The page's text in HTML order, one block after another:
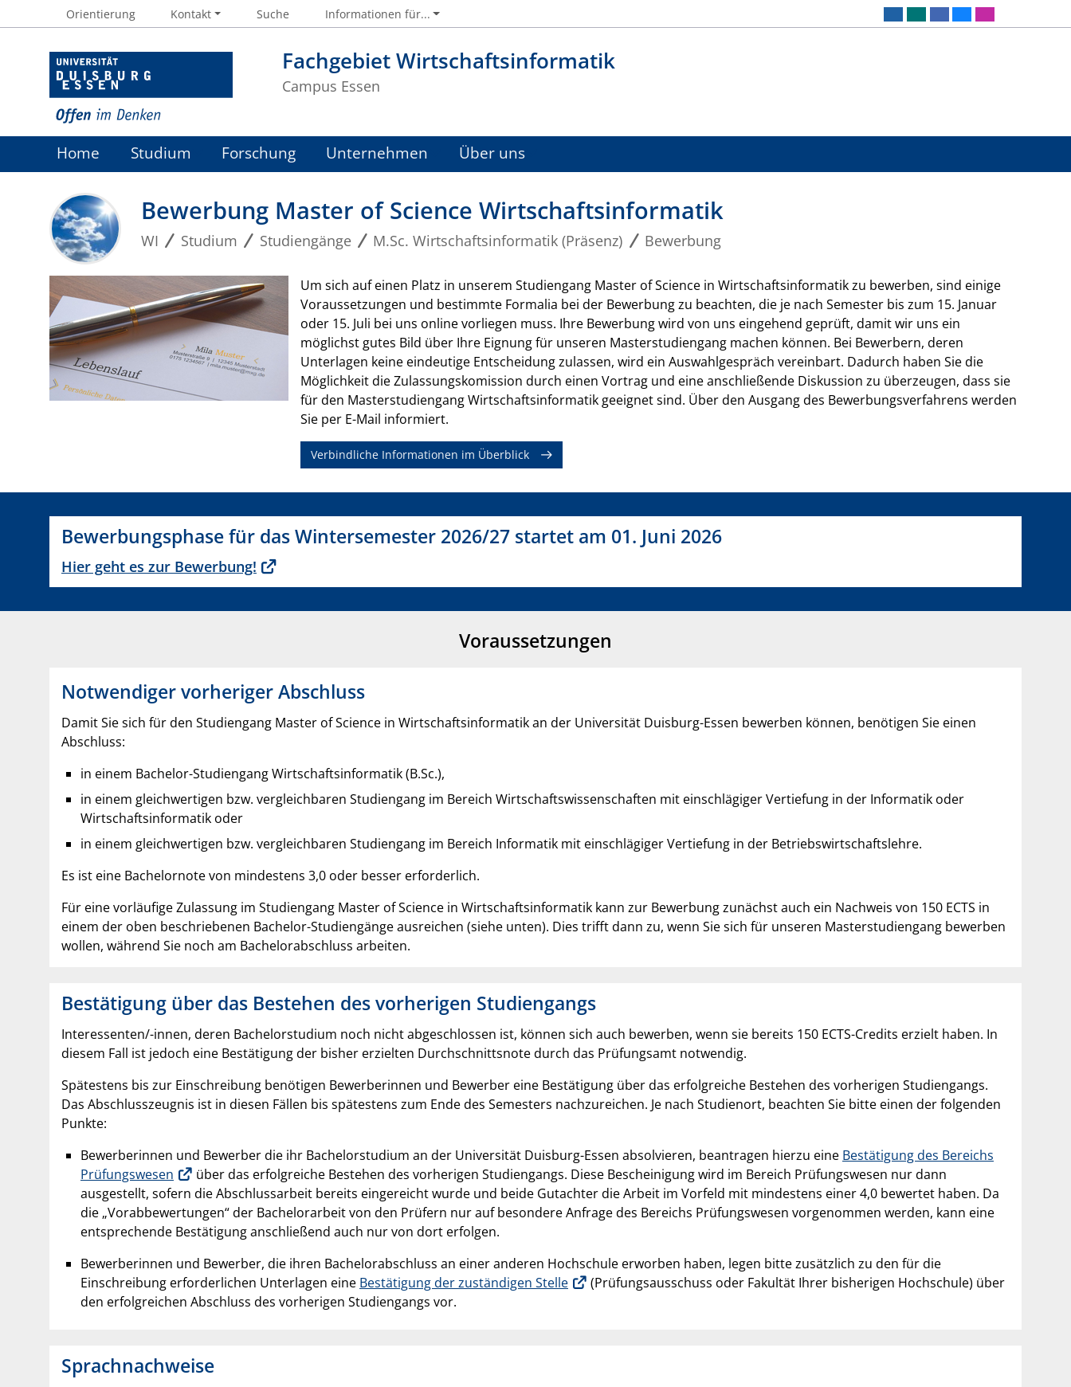
Fachgebiet Wirtschaftsinformatik
Campus Essen
Orientierung Kontakt Suche Informationen für...
Home Studium Forschung Unternehmen Über uns
Bewerbung Master of Science Wirtschaftsinformatik
WI Studium Studiengänge M.Sc. Wirtschaftsinformatik (Präsenz) Bewerbung
Um sich auf einen Platz in unserem Studiengang Master of Science in Wirtschaftsinformatik zu bewerben, sind einige
Voraussetzungen und bestimmte Formalia bei der Bewerbung zu beachten, die je nach Semester bis zum 15. Januar
oder 15. Juli bei uns online vorliegen muss. Ihre Bewerbung wird von uns eingehend geprüft, damit wir uns ein
möglichst gutes Bild über Ihre Eignung für unseren Masterstudiengang machen können. Bei Bewerbern, deren
Unterlagen keine eindeutige Entscheidung zulassen, wird ein Auswahlgespräch vereinbart. Dadurch haben Sie die
Möglichkeit die Zulassungskomission durch einen Vortrag und eine anschließende Diskussion zu überzeugen, dass sie
für den Masterstudiengang Wirtschaftsinformatik geeignet sind. Über den Ausgang des Bewerbungsverfahrens werden
Sie per E-Mail informiert.
Verbindliche Informationen im Überblick
Bewerbungsphase für das Wintersemester 2026/27 startet am 01. Juni 2026
Hier geht es zur Bewerbung!
Voraussetzungen
Notwendiger vorheriger Abschluss
Damit Sie sich für den Studiengang Master of Science in Wirtschaftsinformatik an der Universität Duisburg-Essen bewerben können, benötigen Sie einen
Abschluss:
in einem Bachelor-Studiengang Wirtschaftsinformatik (B.Sc.),
in einem gleichwertigen bzw. vergleichbaren Studiengang im Bereich Wirtschaftswissenschaften mit einschlägiger Vertiefung in der Informatik oder
Wirtschaftsinformatik oder
in einem gleichwertigen bzw. vergleichbaren Studiengang im Bereich Informatik mit einschlägiger Vertiefung in der Betriebswirtschaftslehre.
Es ist eine Bachelornote von mindestens 3,0 oder besser erforderlich.
Für eine vorläufige Zulassung im Studiengang Master of Science in Wirtschaftsinformatik kann zur Bewerbung zunächst auch ein Nachweis von 150 ECTS in
einem der oben beschriebenen Bachelor-Studiengänge ausreichen (siehe unten). Dies trifft dann zu, wenn Sie sich für unseren Masterstudiengang bewerben
wollen, während Sie noch am Bachelorabschluss arbeiten.
Bestätigung über das Bestehen des vorherigen Studiengangs
Interessenten/-innen, deren Bachelorstudium noch nicht abgeschlossen ist, können sich auch bewerben, wenn sie bereits 150 ECTS-Credits erzielt haben. In
diesem Fall ist jedoch eine Bestätigung der bisher erzielten Durchschnittsnote durch das Prüfungsamt notwendig.
Spätestens bis zur Einschreibung benötigen Bewerberinnen und Bewerber eine Bestätigung über das erfolgreiche Bestehen des vorherigen Studiengangs.
Das Abschlusszeugnis ist in diesen Fällen bis spätestens zum Ende des Semesters nachzureichen. Je nach Studienort, beachten Sie bitte einen der folgenden
Punkte:
Bewerberinnen und Bewerber die ihr Bachelorstudium an der Universität Duisburg-Essen absolvieren, beantragen hierzu eine Bestätigung des Bereichs
Prüfungswesen
über das erfolgreiche Bestehen des vorherigen Studiengangs. Diese Bescheinigung wird im Bereich Prüfungswesen nur dann
ausgestellt, sofern die Abschlussarbeit bereits eingereicht wurde und beide Gutachter die Arbeit im Vorfeld mit mindestens einer 4,0 bewertet haben. Da
die „Vorabbewertungen“ der Bachelorarbeit von den Prüfern nur auf besondere Anfrage des Bereichs Prüfungswesen vorgenommen werden, kann eine
entsprechende Bestätigung anschließend auch nur von dort erfolgen.
Bewerberinnen und Bewerber, die ihren Bachelorabschluss an einer anderen Hochschule erworben haben, legen bitte zusätzlich zu den für die
Einschreibung erforderlichen Unterlagen eine Bestätigung der zuständigen Stelle
(Prüfungsausschuss oder Fakultät Ihrer bisherigen Hochschule) über
den erfolgreichen Abschluss des vorherigen Studiengangs vor.
Sprachnachweise